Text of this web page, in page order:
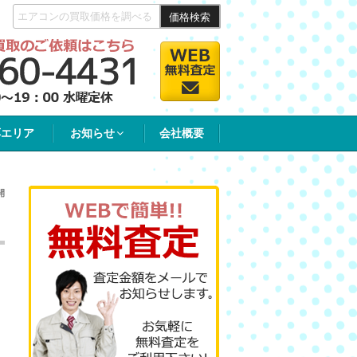
価格検索
リア お知らせ 会社概要